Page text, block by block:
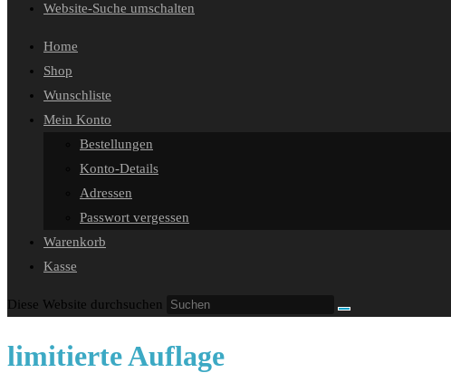
Website-Suche umschalten
Home
Shop
Wunschliste
Mein Konto
Bestellungen
Konto-Details
Adressen
Passwort vergessen
Warenkorb
Kasse
Diese Website durchsuchen
limitierte Auflage